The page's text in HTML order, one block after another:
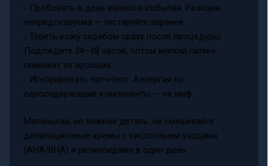
- Пробовать в день важного события. Реакция
непредсказуема — тестируйте заранее.
- Тереть кожу скрабом сразу после процедуры.
Подождите 24–48 часов, потом мягкий пилинг
поможет от вросших.
- Игнорировать патч‑тест. Аллергия на
серосодержащие компоненты — не миф.
Маленькая, но важная деталь: не смешивайте
депиляционные кремы с кислотными уходами
(AHA/BHA) и ретиноидами в один день.